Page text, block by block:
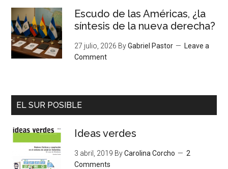
Escudo de las Américas, ¿la
síntesis de la nueva derecha?
27 julio, 2026 ByGabriel Pastor
Leave a
Comment
EL SUR POSIBLE
Ideas verdes
3 abril, 2019 ByCarolina Corcho
2
Comments